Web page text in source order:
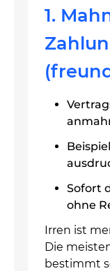
1.
Sofort
ohne
Irren ist
Die
bestimmt